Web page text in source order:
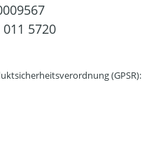
011 5720
(GPSR):